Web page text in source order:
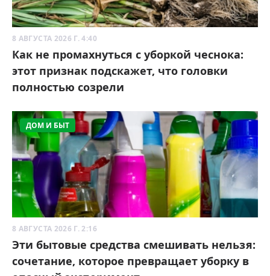
8 АВГУСТА 2026 Г. 4:40
Как не промахнуться с уборкой чеснока:
этот признак подскажет, что головки
полностью созрели
ДОМ И БЫТ
8 АВГУСТА 2026 Г. 2:16
Эти бытовые средства смешивать нельзя:
сочетание, которое превращает уборку в